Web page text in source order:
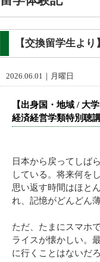
【交換留学生よ
2026.06.01｜月曜日
【出身国・地域 / 大
経済経営学類特別
日本から戻ってしば
している。将来何を
思い返す時間はほと
れ、記憶がどんどん
ただ、たまにスマホ
ライスが懐かしい。
に行くことはないだ